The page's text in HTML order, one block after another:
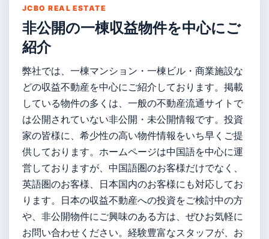
JCBO REAL ESTATE
非公開の一棟収益物件を中心にご
紹介
弊社では、一棟マンション・一棟ビル・商業施設な
どの収益不動産を中心にご紹介しております。掲載
している物件の多くは、一般の不動産流通サイトで
は公開されていない非公開・未公開情報です。投資
家の皆様に、希少性の高い物件情報をいち早くご提
供しております。ホームページは中国語を中心に運
営しておりますが、中国語圏のお客様だけでなく、
英語圏のお客様、日本国内のお客様にも対応してお
ります。日本の収益不動産への投資をご検討中の方
や、非公開物件にご興味のある方は、ぜひお気軽に
お問い合わせください。経験豊富なスタッフが、お